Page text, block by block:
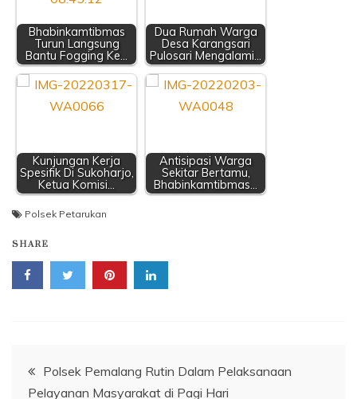
Bhabinkamtibmas
Turun Langsung
Bantu Fogging Ke…
Dua Rumah Warga
Desa Karangsari
Pulosari Mengalami…
Kunjungan Kerja
Spesifik Di Sukoharjo,
Ketua Komisi…
Antisipasi Warga
Sekitar Bertamu,
Bhabinkamtibmas…
Polsek Petarukan
SHARE
Navigasi
Polsek Pemalang Rutin Dalam Pelaksanaan
Pelayanan Masyarakat di Pagi Hari